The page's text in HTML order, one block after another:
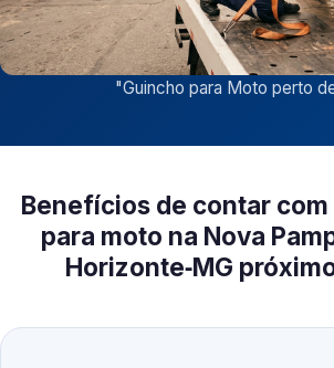
"Guincho para Moto perto
Benefícios de contar
para moto na Nova
Horizonte‑MG